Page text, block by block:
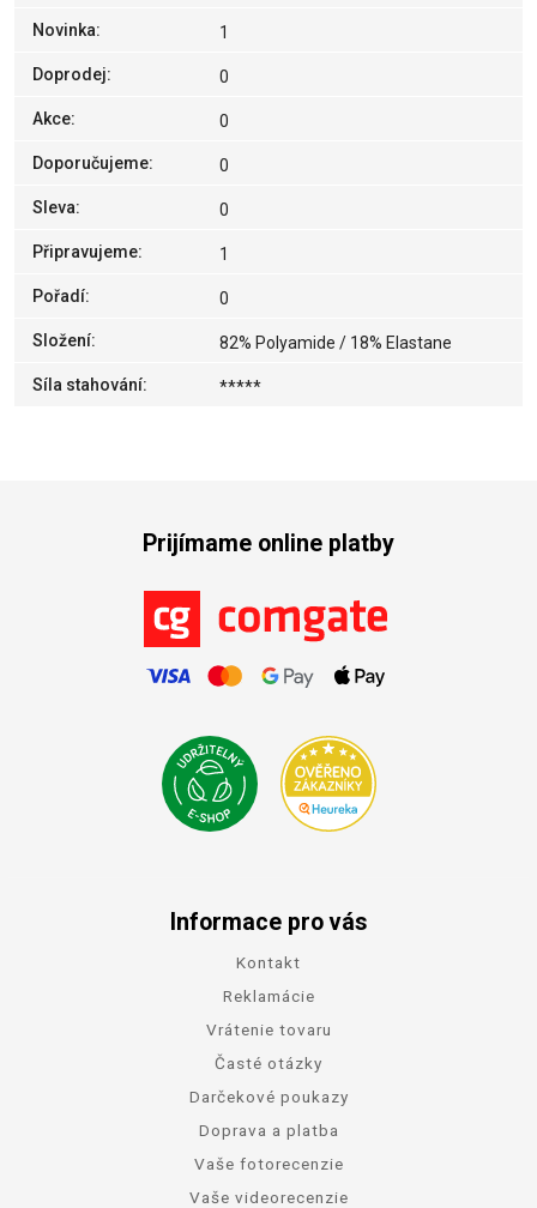
Novinka: 1
Doprodej: 0
Akce: 0
Doporučujeme: 0
Sleva: 0
Připravujeme: 1
Pořadí: 0
Složení: 82% Polyamide / 18% Elastane
Síla stahování: *****
Prijímame online platby
Informace pro vás
Kontakt
Reklamácie
Vrátenie tovaru
Časté otázky
Darčekové poukazy
Doprava a platba
Vaše fotorecenzie
Vaše videorecenzie